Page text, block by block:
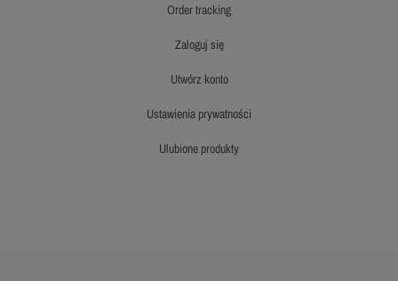
order tracking
zaloguj się
utwórz konto
ustawienia prywatności
ulubione produkty